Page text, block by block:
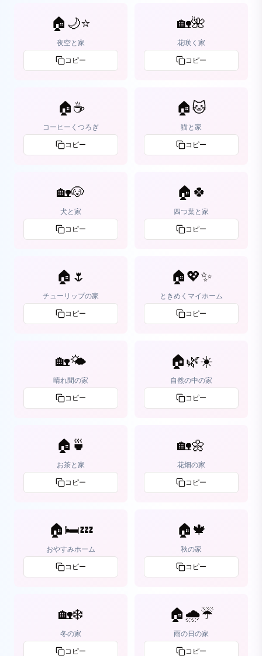
🏠🌙⭐️
夜空と家
コピー
🏡🌺
花咲く家
コピー
🏠☕
コーヒーくつろぎ
コピー
🏠🐱
猫と家
コピー
🏡🐶
犬と家
コピー
🏠🍀
四つ葉と家
コピー
🏠🌷
チューリップの家
コピー
🏠💖✨
ときめくマイホーム
コピー
🏡🌤️
晴れ間の家
コピー
🏠🌿☀️
自然の中の家
コピー
🏠🍵
お茶と家
コピー
🏡🌼
花畑の家
コピー
🏠🛏️💤
おやすみホーム
コピー
🏠🍁
秋の家
コピー
🏡❄️
冬の家
コピー
🏠🌧️☔
雨の日の家
コピー